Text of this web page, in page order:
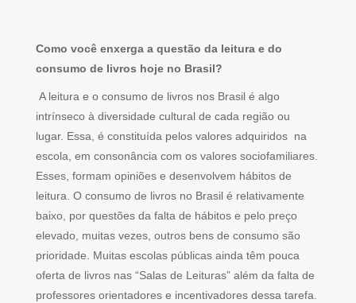
Como você enxerga a questão da leitura e do
consumo de livros hoje no Brasil?
A leitura e o consumo de livros nos Brasil é algo
intrínseco à diversidade cultural de cada região ou
lugar. Essa, é constituída pelos valores adquiridos na
escola, em consonância com os valores sociofamiliares.
Esses, formam opiniões e desenvolvem hábitos de
leitura. O consumo de livros no Brasil é relativamente
baixo, por questões da falta de hábitos e pelo preço
elevado, muitas vezes, outros bens de consumo são
prioridade. Muitas escolas públicas ainda têm pouca
oferta de livros nas “Salas de Leituras” além da falta de
professores orientadores e incentivadores dessa tarefa.